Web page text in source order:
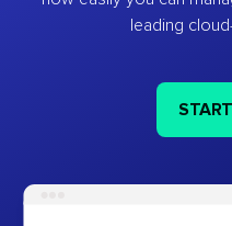
leading